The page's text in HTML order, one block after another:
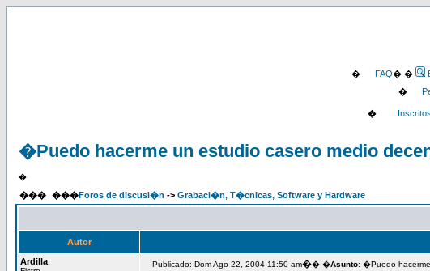
� FAQ� �
�
�
�Puedo hacerme un estudio casero medio
�
��� ���Foros de discusi�n -> Grabaci�n, T�cnicas, Software y Hardware
Autor
Ardilla
Publicado: Dom Ago 22, 2004 11:50 am�� �Asunto: �Puedo